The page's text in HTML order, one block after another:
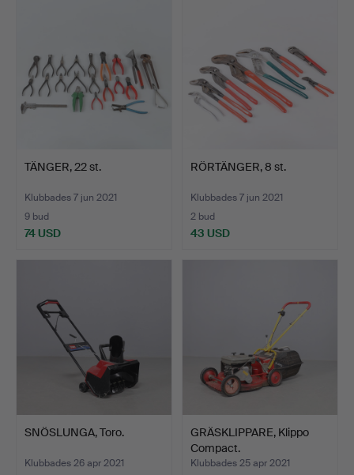
TÄNGER, 22 st.
Klubbades 7 jun 2021
9 bud
74 USD
RÖRTÄNGER, 8 st.
Klubbades 7 jun 2021
2 bud
43 USD
SNÖSLUNGA, Toro.
Klubbades 26 apr 2021
GRÄSKLIPPARE, Klippo
Compact.
Klubbades 25 apr 2021